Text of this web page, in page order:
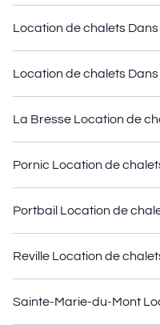
style Airbnb, VRBO et MLFR
ou des vacances annuelles -
Location de chalets
Location de chalets Dans
La Bresse Location de
Pornic Location de
Portbail Location de
Reville Location de
Sainte-Marie-du-Mont